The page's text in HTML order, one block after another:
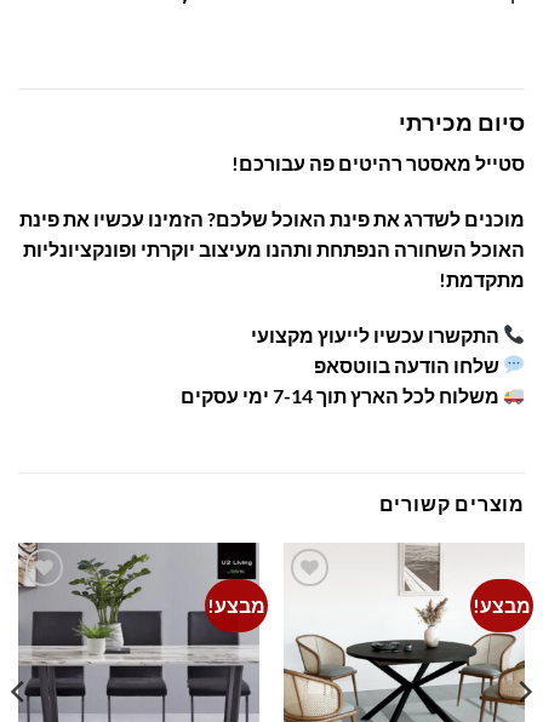
סיום מכירתי
סטייל מאסטר רהיטים פה עבורכם!
מוכנים לשדרג את פינת האוכל שלכם? הזמינו עכשיו את פינת
האוכל השחורה הנפתחת ותהנו מעיצוב יוקרתי ופונקציונליות
מתקדמת!
התקשרו עכשיו לייעוץ מקצועי
שלחו הודעה בווטסאפ
משלוח לכל הארץ תוך 7-14 ימי עסקים
מוצרים קשורים
מבצע! מבצע!